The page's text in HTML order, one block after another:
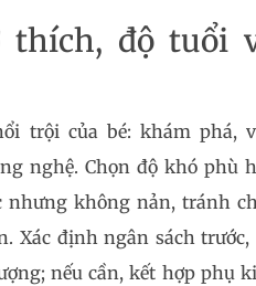
thích, độ tuổi
trội của bé: khám phá,
nghệ. Chọn độ khó phù
nhưng không nản, tránh
Xác định ngân sách trước,
nếu cần, kết hợp phụ